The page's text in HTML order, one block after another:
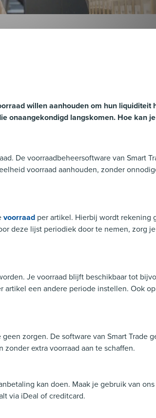
willen aanhouden om hun liquiditeit
onaangekondigd langskomen. Hoe kan
De voorraadbeheersoftware van Smart
voorraad aanhouden, zonder
voorraad per artikel. Hierbij wordt rekening
deze lijst periodiek door te nemen, zorg
Je voorraad blijft beschikbaar tot
een andere periode instellen. Ook
zorgen. De software van Smart Trade
extra voorraad aan te schaffen.
kan doen. Maak je gebruik van
via iDeal of creditcard.